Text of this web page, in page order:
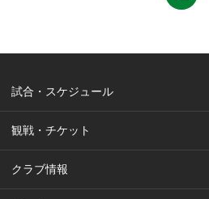
試合・スケジュール
観戦・チケット
クラブ情報